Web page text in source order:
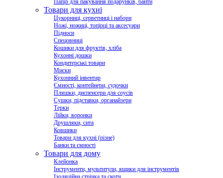
Папір для пакування подарунків, банти
Товари для кухні
Цукорниці, серветниці і набори
Ножі, ножиці, топірці та аксесуари
Підноси
Спецовниці
Кошики для фруктів, хліба
Кухонні дошки
Кондитерські товари
Миски
Кухонний інвентар
Ємності, контейнери, судочки
Пляшки, диспенсери для соусів
Сушки, підставки, органайзери
Терки
Лійки, воронки
Друшляки, сита
Ковшики
Товари для кухні (різне)
Банки та ємності
Товари для дому
Клейонка
Інструменти, мультитули, ящики для інструментів
Ізоляційна стрічка та скотч